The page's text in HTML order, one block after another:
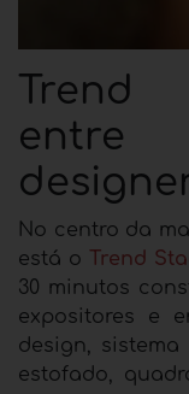
Trend
No centro da
está o
Trend
30 minutos
expositores e
design,
estofado,